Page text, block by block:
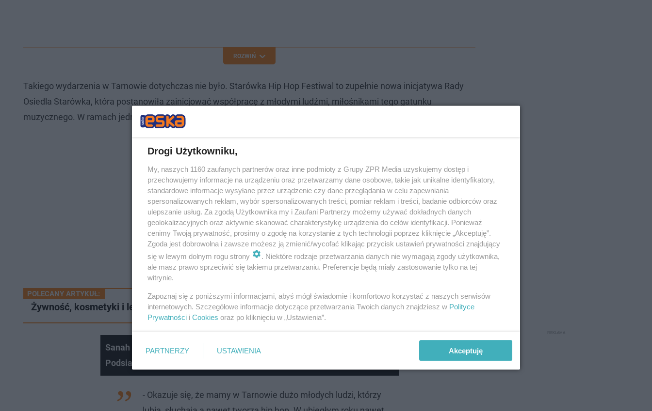
ROZWIŃ
Takiego wydarzenia w Tarnowie dotychczas nie było. Starówka Hip Hop Festiwal to zupełnie nowa inicjatywa Rady
Osiedla Starówka, która postanowiła zainicjować współpracę z młodymi ludźmi, miłośnikami tego gatunku
muzycznego. W ramach jednego wydarzenia będą mogli zaprezentować się na scenie obok uznanej gwiazdy.
POLECANY ARTYKUŁ:
Żywność, kosmetyki i leki. Transport darów do Ukrainy [AUDIO]
Sanah o płycie Uczta, spotkaniach z fanami i nowej piosence z Dawidem
Podsiadło
- Okazuje się, że mamy w Tarnowie dużo młodych ludzi, którzy
Drogi Użytkowniku,
My, naszych 1160 zaufanych partnerów oraz inne podmioty z Grupy ZPR Media uzyskujemy dostęp i
przechowujemy informacje na urządzeniu oraz przetwarzamy dane osobowe, takie jak unikalne identyfikatory,
standardowe informacje wysyłane przez urządzenie czy dane przeglądania w celu zapewniania
spersonalizowanych reklam, wybór spersonalizowanych treści, pomiar reklam i treści, badanie odbiorców oraz
ulepszanie usług. Za zgodą Użytkownika my i Zaufani Partnerzy możemy używać dokładnych danych
geolokalizacyjnych oraz aktywnie skanować charakterystykę urządzenia do celów identyfikacji. Ponieważ
cenimy Twoją prywatność, prosimy o zgodę na korzystanie z tych technologii poprzez kliknięcie „Akceptuję”.
Zgoda jest dobrowolna i zawsze możesz ją zmienić/wycofać klikając przycisk ustawień prywatności znajdujący
się w lewym dolnym rogu strony
. Niektóre rodzaje przetwarzania danych nie wymagają zgody użytkownika,
ale masz prawo sprzeciwić się takiemu przetwarzaniu. Preferencje będą miały zastosowanie tylko na tej
witrynie.
Zapoznaj się z poniższymi informacjami, abyś mógł świadomie i komfortowo korzystać z naszych serwisów
internetowych. Szczegółowe informacje dotyczące przetwarzania Twoich danych znajdziesz w Polityce
Prywatności i Cookies oraz po kliknięciu w „Ustawienia”.
PARTNERZY USTAWIENIA Akceptuję